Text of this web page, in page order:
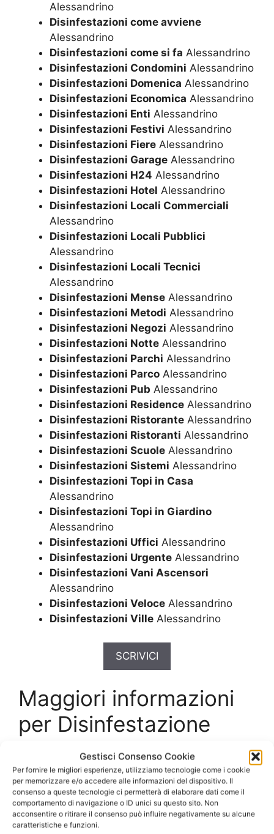
Gestisci Consenso Cookie
Per fornire le migliori esperienze, utilizziamo tecnologie come i cookie
per memorizzare e/o accedere alle informazioni del dispositivo. Il
consenso a queste tecnologie ci permetterà di elaborare dati come il
comportamento di navigazione o ID unici su questo sito. Non
acconsentire o ritirare il consenso può influire negativamente su alcune
caratteristiche e funzioni.
Alessandrino
Disinfestazioni come avviene
Alessandrino
Disinfestazioni come si fa Alessandrino
Disinfestazioni Condomini Alessandrino
Disinfestazioni Domenica Alessandrino
Disinfestazioni Economica Alessandrino
Disinfestazioni Enti Alessandrino
Disinfestazioni Festivi Alessandrino
Disinfestazioni Fiere Alessandrino
Disinfestazioni Garage Alessandrino
Disinfestazioni H24 Alessandrino
Disinfestazioni Hotel Alessandrino
Disinfestazioni Locali Commerciali
Alessandrino
Disinfestazioni Locali Pubblici
Alessandrino
Disinfestazioni Locali Tecnici
Alessandrino
Disinfestazioni Mense Alessandrino
Disinfestazioni Metodi Alessandrino
Disinfestazioni Negozi Alessandrino
Disinfestazioni Notte Alessandrino
Disinfestazioni Parchi Alessandrino
Disinfestazioni Parco Alessandrino
Disinfestazioni Pub Alessandrino
Disinfestazioni Residence Alessandrino
Disinfestazioni Ristorante Alessandrino
Disinfestazioni Ristoranti Alessandrino
Disinfestazioni Scuole Alessandrino
Disinfestazioni Sistemi Alessandrino
Disinfestazioni Topi in Casa
Alessandrino
Disinfestazioni Topi in Giardino
Alessandrino
Disinfestazioni Uffici Alessandrino
Disinfestazioni Urgente Alessandrino
Disinfestazioni Vani Ascensori
Alessandrino
Disinfestazioni Veloce Alessandrino
Disinfestazioni Ville Alessandrino
SCRIVICI
Maggiori informazioni
per Disinfestazione
Ratti Alessandrino
Disinfestazione Ratti
Alessandrinocon